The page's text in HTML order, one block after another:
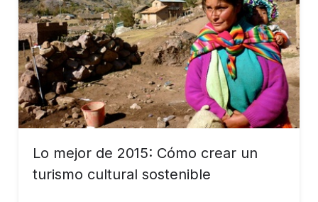
Lo mejor de 2015: Cómo crear un
turismo cultural sostenible